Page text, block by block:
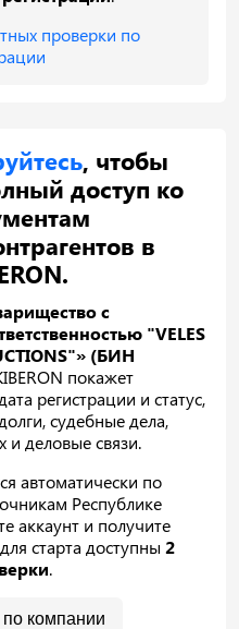
проверки по
, чтобы
доступ ко
в
с
"VELES
(БИН
покажет
регистрации и статус,
судебные дела,
и деловые связи.
автоматически по
Республике
аккаунт и получите
старта доступны2
.
по компании